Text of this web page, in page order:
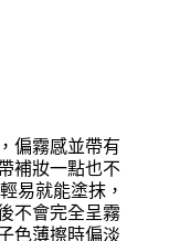
偏霧感並帶有
補妝一點也不
易就能塗抹，
不會完全呈霧
色薄擦時偏淡